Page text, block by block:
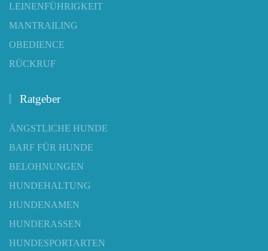
LEINENFÜHRIGKEIT
MANTRAILING
OBEDIENCE
RÜCKRUF
Ratgeber
ÄNGSTLICHE HUNDE
BARF FÜR HUNDE
BELOHNUNGEN
HUNDEHALTUNG
HUNDENAMEN
HUNDERASSEN
HUNDESPORTARTEN